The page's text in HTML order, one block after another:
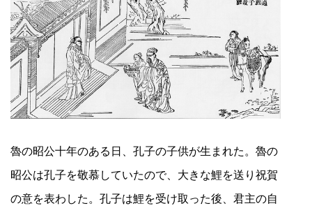
魯の昭公十年のある日、孔子の子供が生まれた。魯の
昭公は孔子を敬慕していたので、大きな鯉を送り祝賀
の意を表わした。孔子は鯉を受け取った後、君主の自